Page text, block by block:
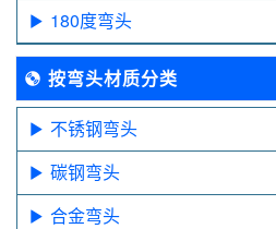
180度弯头
按弯头材质分类
不锈钢弯头
碳钢弯头
合金弯头